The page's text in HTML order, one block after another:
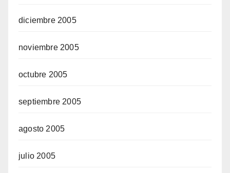
diciembre 2005
noviembre 2005
octubre 2005
septiembre 2005
agosto 2005
julio 2005